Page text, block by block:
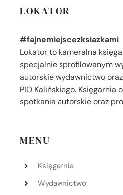
LOKATOR
#fajnemiejscezksiazkami
Lokator to kameralna
specjalnie sprofilowanym
autorskie wydawnictwo
PIO Kalińskiego. Księgarnia
spotkania autorskie oraz
MENU
Księgarnia
Wydawnictwo